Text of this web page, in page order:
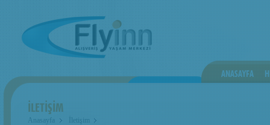
ANASAYFA
İLETİŞİM
Anasayfa İletişim